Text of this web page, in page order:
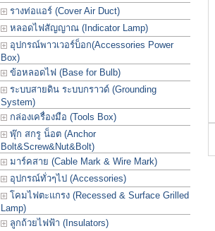
รางท่อแอร์ (Cover Air Duct)
หลอดไฟสัญญาณ (Indicator Lamp)
อุปกรณ์พาวเวอร์บ็อก(Accessories Power
Box)
ข้อหลอดไฟ (Base for Bulb)
ระบบสายดิน ระบบกราวด์ (Grounding
System)
กล่องเครื่องมือ (Tools Box)
พุ๊ก สกรู น็อต (Anchor
Bolt&Screw&Nut&Bolt)
มาร์คสาย (Cable Mark & Wire Mark)
อุปกรณ์ทั่วๆไป (Accessories)
โคมไฟตะแกรง (Recessed & Surface Grilled
Lamp)
ลูกถ้วยไฟฟ้า (Insulators)